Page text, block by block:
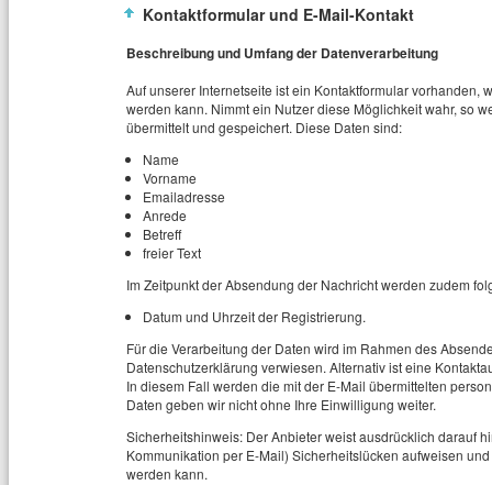
Kontaktformular und E-Mail-Kontakt
Beschreibung und Umfang der Datenverarbeitung
Auf unserer Internetseite ist ein Kontaktformular vorhanden,
werden kann. Nimmt ein Nutzer diese Möglichkeit wahr, so
übermittelt und gespeichert. Diese Daten sind:
Name
Vorname
Emailadresse
Anrede
Betreff
freier Text
Im Zeitpunkt der Absendung der Nachricht werden zudem
Datum und Uhrzeit der Registrierung.
Für die Verarbeitung der Daten wird im Rahmen des
Datenschutzerklärung verwiesen. Alternativ ist eine
In diesem Fall werden die mit der E-Mail übermittelten
Daten geben wir nicht ohne Ihre Einwilligung weiter.
Sicherheitshinweis: Der Anbieter weist ausdrücklich darauf
Kommunikation per E-Mail) Sicherheitslücken aufweisen
werden kann.